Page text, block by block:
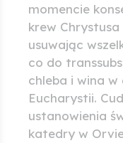
momencie
krew Chrystusa
usuwając
co do
chleba i wina w
Eucharystii.
ustanowienia
katedry w